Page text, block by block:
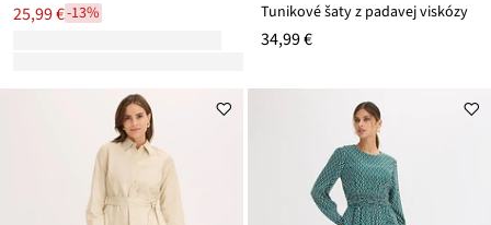
25,99 €-13% Tunikové šaty z padavej viskózy
34,99 €